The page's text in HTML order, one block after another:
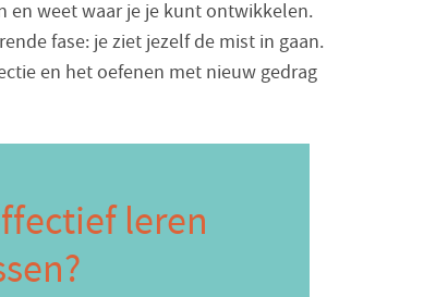
en weet waar je je kunt ontwikkelen.
fase: je ziet jezelf de mist in gaan.
en het oefenen met nieuw gedrag
leren